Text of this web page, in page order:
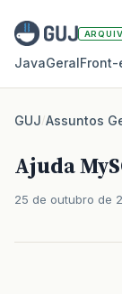
JavaGeral
GUJ/Assuntos
Ajuda
25 de outubro de